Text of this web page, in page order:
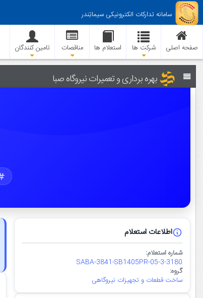
سامانه تدارکات الکترونیکی سیماتِندر
صفحه اصلی شرکت ها استعلام ها مناقصات تامین کنندگان
بهره برداری و تعمیرات نیروگاه صبا
اطلاعات استعلام
شماره استعلام:
SABA-3841-SB1405PR-05-3-3180
گروه:
ساخت قطعات و تجهیزات نیروگاهی